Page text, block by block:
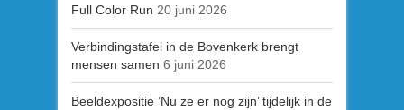
Full Color Run 20 juni 2026
Verbindingstafel in de Bovenkerk brengt
mensen samen 6 juni 2026
Beeldexpositie ’Nu ze er nog zijn’ tijdelijk in de